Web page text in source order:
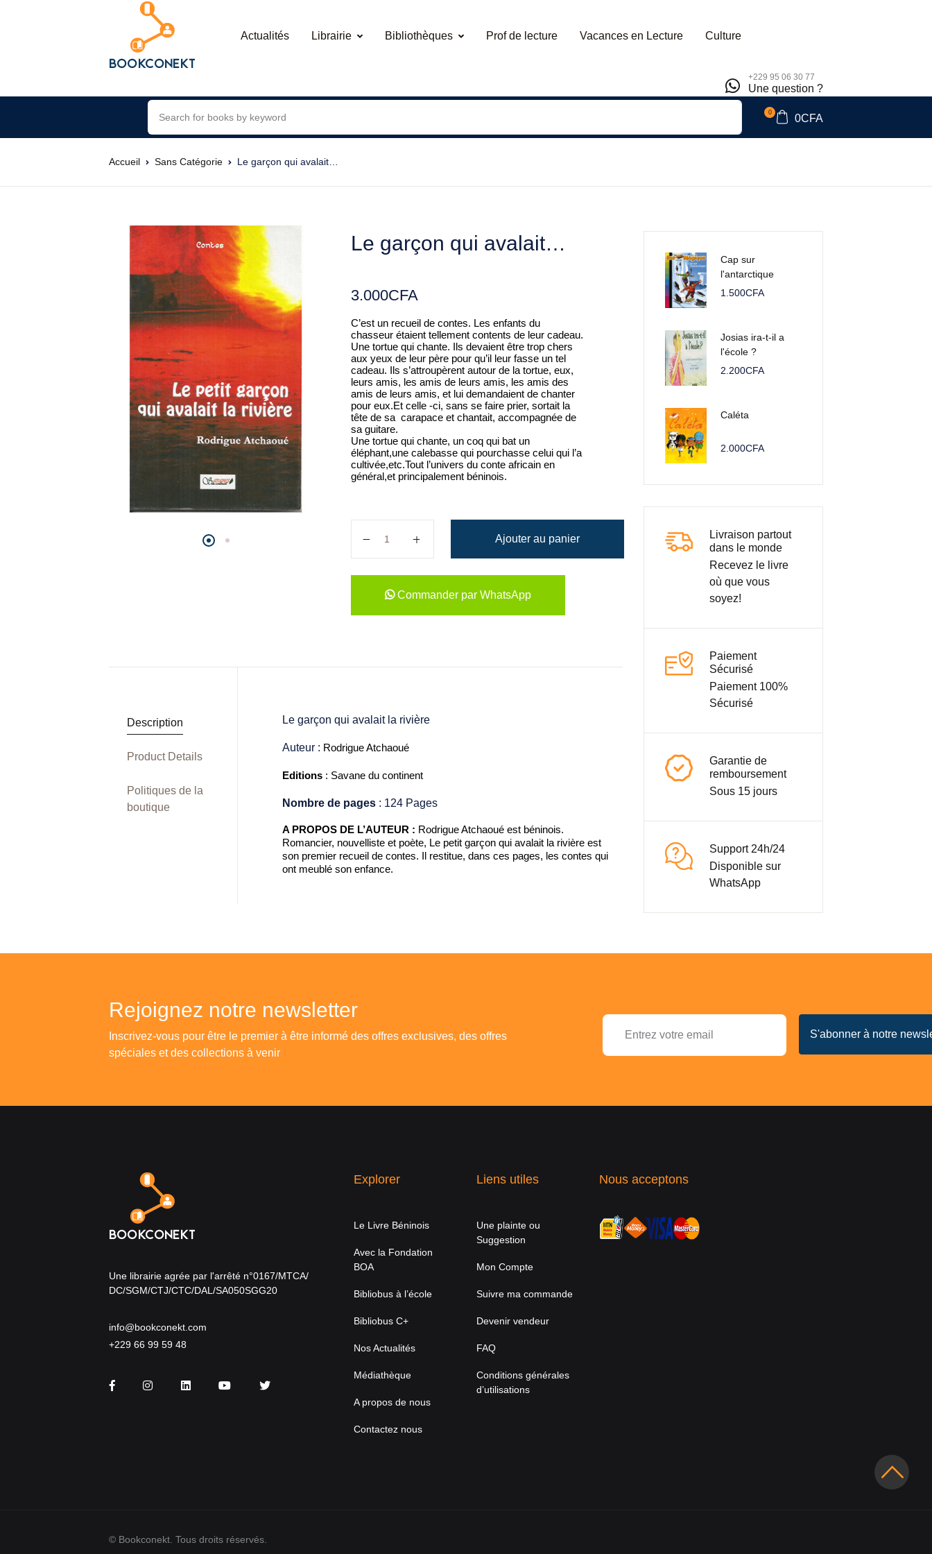
Actualités Librairie Bibliothèques Prof de lecture Vacances en Lecture Culture
+229 95 06 30 77
Une question ?
0
0CFA
Accueil Sans Catégorie Le garçon qui avalait…
Le garçon qui avalait…
3.000CFA
C’est un recueil de contes. Les enfants du
chasseur étaient tellement contents de leur cadeau.
Une tortue qui chante. Ils devaient être trop chers
aux yeux de leur père pour qu’il leur fasse un tel
cadeau. Ils s’attroupèrent autour de la tortue, eux,
leurs amis, les amis de leurs amis, les amis des
amis de leurs amis, et lui demandaient de chanter
pour eux.Et celle -ci, sans se faire prier, sortait la
tête de sa carapace et chantait, accompagnée de
sa guitare.
Une tortue qui chante, un coq qui bat un
éléphant,une calebasse qui pourchasse celui qui l’a
cultivée,etc.Tout l’univers du conte africain en
général,et principalement béninois.
Ajouter au panier
Commander par WhatsApp
Description
Product Details
Politiques de la
boutique
Le garçon qui avalait la rivière
Auteur : Rodrigue Atchaoué
Editions : Savane du continent
Nombre de pages : 124 Pages
A PROPOS DE L’AUTEUR : Rodrigue Atchaoué est béninois.
Romancier, nouvelliste et poète, Le petit garçon qui avalait la rivière est
son premier recueil de contes. Il restitue, dans ces pages, les contes qui
ont meublé son enfance.
Cap sur
l'antarctique
1.500CFA
Josias ira-t-il a
l'école ?
2.200CFA
Caléta
2.000CFA
Livraison partout
dans le monde
Recevez le livre
où que vous
soyez!
Paiement
Sécurisé
Paiement 100%
Sécurisé
Garantie de
remboursement
Sous 15 jours
Support 24h/24
Disponible sur
WhatsApp
Rejoignez notre newsletter
Inscrivez-vous pour être le premier à être informé des offres exclusives, des offres
spéciales et des collections à venir
Une librairie agrée par l'arrêté n°0167/MTCA/
DC/SGM/CTJ/CTC/DAL/SA050SGG20
info@bookconekt.com
+229 66 99 59 48
FacebookInstagramLinkedInYou TubeTwitter
Explorer
Le Livre Béninois
Avec la Fondation
BOA
Bibliobus à l’école
Bibliobus C+
Nos Actualités
Médiathèque
A propos de nous
Contactez nous
Liens utiles
Une plainte ou
Suggestion
Mon Compte
Suivre ma commande
Devenir vendeur
FAQ
Conditions générales
d’utilisations
Nous acceptons
© Bookconekt. Tous droits réservés.